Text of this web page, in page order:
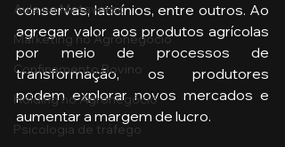
Aula no Metaverso
Marketing no Agronegócio
Confinamento Bovino
Holding no Agronegócio
Psicologia de tráfego
conservas, laticínios, entre outros. Ao
agregar valor aos produtos agrícolas
por meio de processos de
transformação, os produtores
podem explorar novos mercados e
aumentar a margem de lucro.